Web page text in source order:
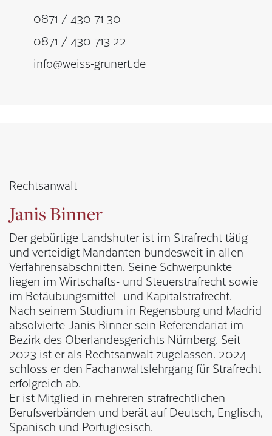
0871 / 430 71 30
0871 / 430 713 22
info@weiss-grunert.de
Rechtsanwalt
Janis Binner
Der gebürtige Landshuter ist im Strafrecht tätig
und verteidigt Mandanten bundesweit in allen
Verfahrensabschnitten. Seine Schwerpunkte
liegen im Wirtschafts- und Steuerstrafrecht sowie
im Betäubungsmittel- und Kapitalstrafrecht.
Nach seinem Studium in Regensburg und Madrid
absolvierte Janis Binner sein Referendariat im
Bezirk des Oberlandesgerichts Nürnberg. Seit
2023 ist er als Rechtsanwalt zugelassen. 2024
schloss er den Fachanwaltslehrgang für Strafrecht
erfolgreich ab.
Er ist Mitglied in mehreren strafrechtlichen
Berufsverbänden und berät auf Deutsch, Englisch,
Spanisch und Portugiesisch.